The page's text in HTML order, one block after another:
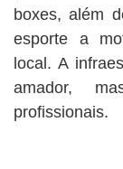
boxes, além
esporte a
local. A
amador,
profissionais.